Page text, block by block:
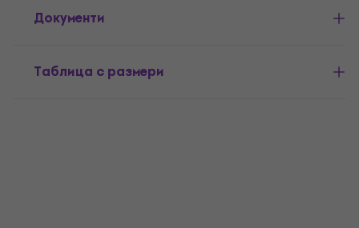
Документи
Таблица с размери